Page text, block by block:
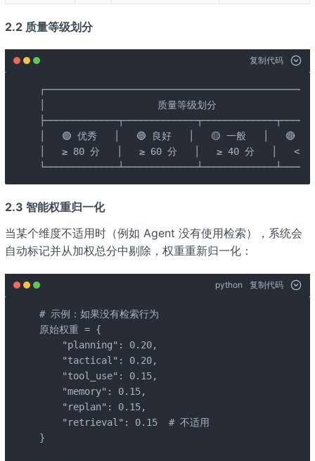
2.2 质量等级划分
复制代码
│                    质量等级划分
│   🟢 优秀   │   🔵 良好   │   🟡 一般   │   🔴
│   ≥ 80 分   │   ≥ 60 分   │   ≥ 40 分   │   <
2.3 智能权重归一化
当某个维度不适用时（例如 Agent 没有使用检索），系统会
自动标记并从加权总分中剔除，权重重新归一化：
python 复制代码
# 示例：如果没有检索行为
原始权重 = {
    "planning": 0.20,
    "tactical": 0.20,
    "tool_use": 0.15,
    "memory": 0.15,
    "replan": 0.15,
    "retrieval": 0.15  # 不适用
}